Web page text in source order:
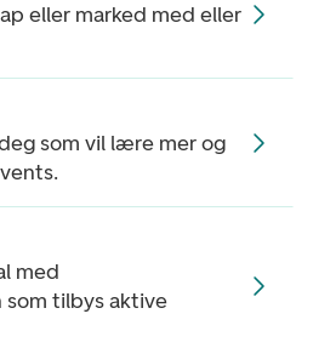
eller marked med eller
som vil lære mer og
med
som tilbys aktive